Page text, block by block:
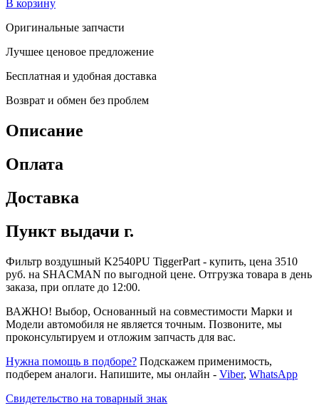
В корзину
Оригинальные запчасти
Лучшее ценовое предложение
Бесплатная и удобная доставка
Возврат и обмен без проблем
Описание
Оплата
Доставка
Пункт выдачи г.
Фильтр воздушный K2540PU TiggerPart - купить, цена 3510
руб. на SHACMAN по выгодной цене. Отгрузка товара в день
заказа, при оплате до 12:00.
ВАЖНО! Выбор, Основанный на совместимости Марки и
Модели автомобиля не является точным. Позвоните, мы
проконсультируем и отложим запчасть для вас.
Нужна помощь в подборе? Подскажем применимость,
подберем аналоги. Напишите, мы онлайн - Viber, WhatsApp
Свидетельство на товарный знак